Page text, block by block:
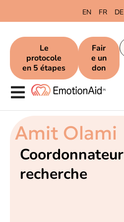
EN FR DE
Le
protocole
en 5 étapes
Fair
e un
don
Amit Olami
recherche